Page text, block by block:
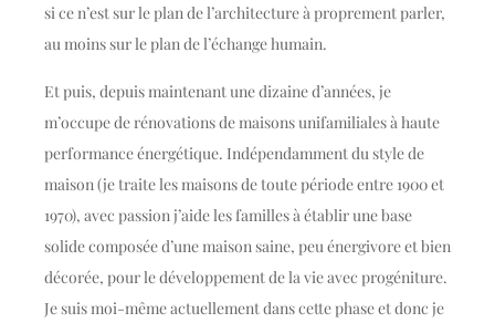
si ce n’est sur le plan de l’architecture à proprement parler,
au moins sur le plan de l’échange humain.
Et puis, depuis maintenant une dizaine d’années, je
m’occupe de rénovations de maisons unifamiliales à haute
performance énergétique. Indépendamment du style de
maison (je traite les maisons de toute période entre 1900 et
1970), avec passion j’aide les familles à établir une base
solide composée d’une maison saine, peu énergivore et bien
décorée, pour le développement de la vie avec progéniture.
Je suis moi-même actuellement dans cette phase et donc je